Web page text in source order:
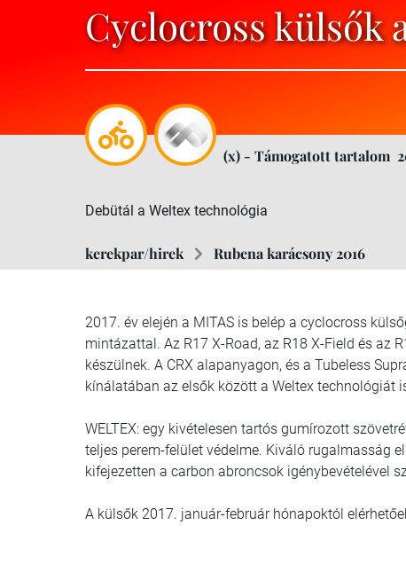
Cyclocross külsők
(x) - Támogatott tartalom
Debütál a Weltex technológia
kerekpar/hirek Rubena karácsony 2016
2017. év elején a MITAS is belép a cyclocross
mintázattal. Az R17 X-Road, az R18 X-Field és az
készülnek. A CRX alapanyagon, és a Tubeless
kínálatában az elsők között a Weltex technológiát
WELTEX: egy kivételesen tartós gumírozott
teljes perem-felület védelme. Kiváló rugalmasság
kifejezetten a carbon abroncsok igénybevételével
A külsők 2017. január-február hónapoktól